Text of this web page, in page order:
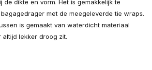
de dikte en vorm. Het is gemakkelijk te
met de meegeleverde tie wraps.
is gemaakt van waterdicht materiaal
altijd lekker droog zit.